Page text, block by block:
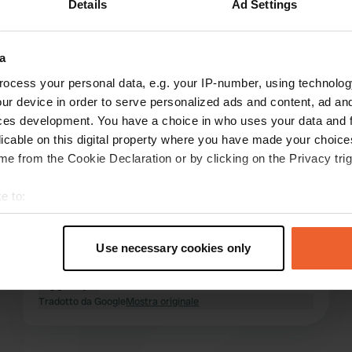
Details Ad Settings
your personal data, e.g. your IP-number, using
device in order to serve personalized ads and content, ad
development. You have a choice in who uses your data and
on this digital property where you have made your
from the Cookie Declaration or by clicking on the Privacy
to:
geographical location which can be accurate to within
personal data is processed and set your preferences in the
content and ads, to provide social media features and to
Use necessary cookies only
(5) Mostra di più
C Camper-Flora
mag 2025
Abbiamo mangiato benissimo al ristorante.
Splendidi dintorni con numerose possibilità di
escursioni in bicicletta e a piedi, direttamente
Tradotto da GoogleMostra originale